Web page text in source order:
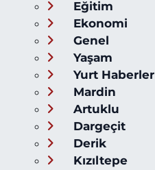
Eğitim
Ekonomi
Genel
Yaşam
Yurt Haberler
Mardin
Artuklu
Dargeçit
Derik
Kızıltepe